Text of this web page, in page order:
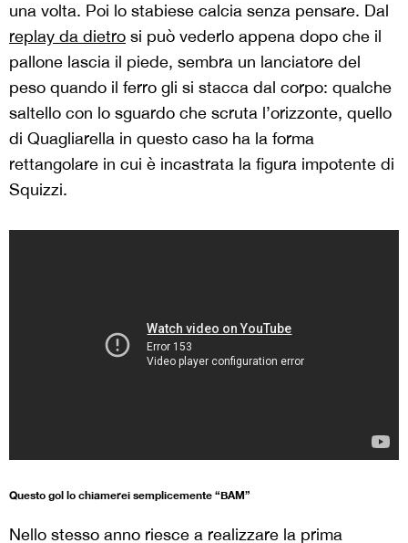
una volta. Poi lo stabiese calcia senza pensare. Dal
replay da dietro si può vederlo appena dopo che il
pallone lascia il piede, sembra un lanciatore del
peso quando il ferro gli si stacca dal corpo: qualche
saltello con lo sguardo che scruta l’orizzonte, quello
di Quagliarella in questo caso ha la forma
rettangolare in cui è incastrata la figura impotente di
Squizzi.
Questo gol lo chiamerei semplicemente “BAM”
Nello stesso anno riesce a realizzare la prima